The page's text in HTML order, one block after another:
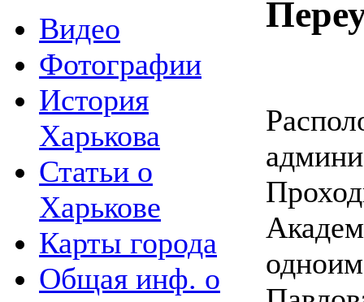
Видео
Фотографии
История
Харькова
Статьи о
Харькове
Карты города
Общая инф. о